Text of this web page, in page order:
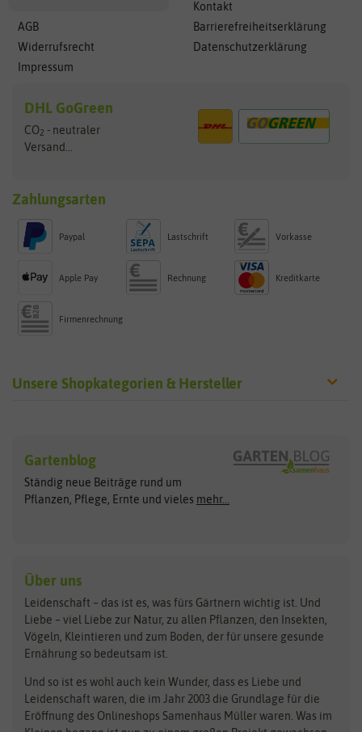
AGB
Widerrufsrecht
Impressum
Kontakt
Barrierefreiheitserklärung
Datenschutzerklärung
DHL GoGreen
CO2 - neutraler
Versand...
Zahlungsarten
Paypal Lastschrift Vorkasse
Apple Pay Rechnung Kreditkarte
Firmenrechnung
Unsere Shopkategorien & Hersteller
Exotische Samen
Gemüsesamen
Gründünger
Kräutersamen
Obstsamen
Pilzbrut
Rasensamen
Steckzwiebeln
Zimmer & Kübelpflanzen
Kataloge
Schnäppchen
Arche Noah
ASB Greenworld
Benary
Bingenheimer Saatgut
BioBalu
Bionana
BIOWOL
Blumicorn
Clever Pots
COMPO
Dürr-Samen
elho
Feldsaaten Freudenberger
Fertil
Gartenblog
Ständig neue Beiträge rund um
Pflanzen, Pflege, Ernte und vieles mehr...
Über uns
Leidenschaft – das ist es, was fürs Gärtnern wichtig ist. Und
Liebe – viel Liebe zur Natur, zu allen Pflanzen, den Insekten,
Vögeln, Kleintieren und zum Boden, der für unsere gesunde
Ernährung so bedeutsam ist.
Und so ist es wohl auch kein Wunder, dass es Liebe und
Leidenschaft waren, die im Jahr 2003 die Grundlage für die
Eröffnung des Onlineshops Samenhaus Müller waren. Was im